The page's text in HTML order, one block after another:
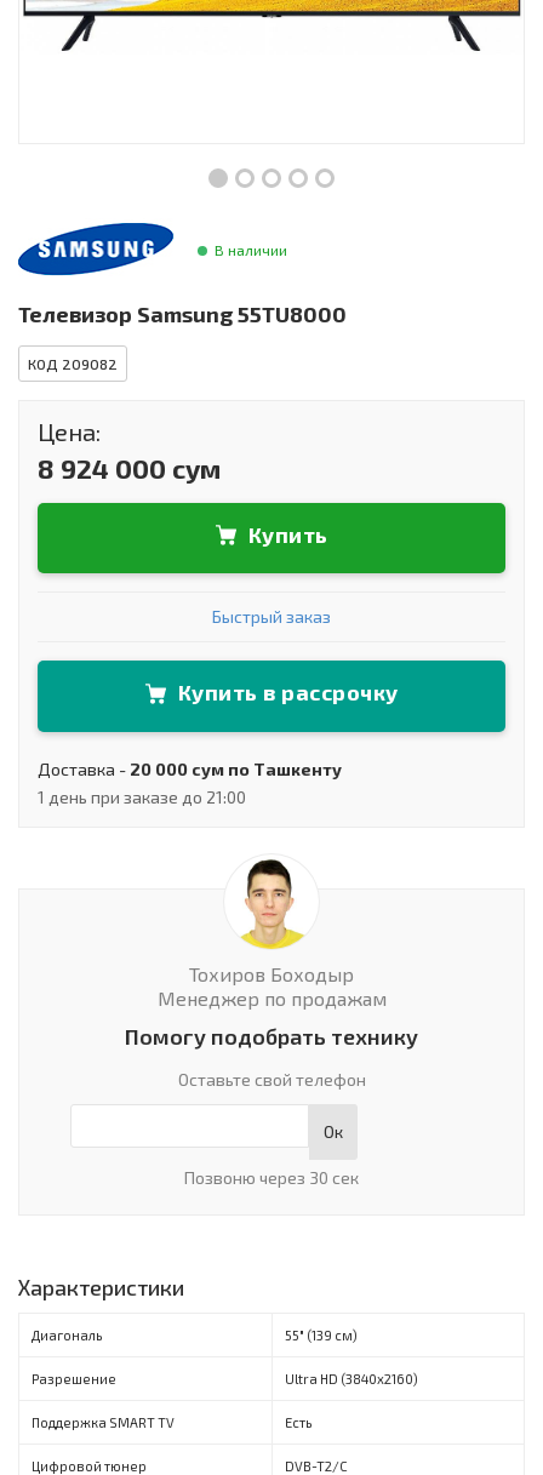
Инструменты и техника
Товары для дома
Сантехника В наличии
Телевизор Samsung 55TU8000
КОД 209082
Цена:
8 924 000 сум
Купить
Быстрый заказ
Купить в рассрочку
Доставка - 20 000 сум по Ташкенту
1 день при заказе до 21:00
Тохиров Боходыр
Менеджер по продажам
Помогу подобрать технику
Оставьте свой телефон
Ок
Позвоню через 30 сек
Характеристики
Диагональ 55" (139 см)
Разрешение Ultra HD (3840х2160)
Поддержка SMART TV Есть
Цифровой тюнер DVB-T2/C